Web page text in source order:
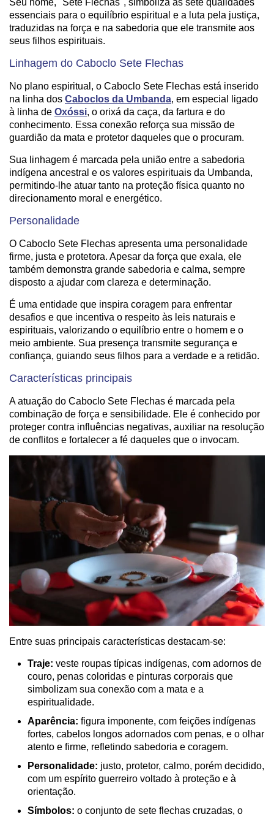
Seu nome, "Sete Flechas", simboliza as sete qualidades
essenciais para o equilíbrio espiritual e a luta pela justiça,
traduzidas na força e na sabedoria que ele transmite aos
seus filhos espirituais.
Linhagem do Caboclo Sete Flechas
No plano espiritual, o Caboclo Sete Flechas está inserido
na linha dos Caboclos da Umbanda, em especial ligado
à linha de Oxóssi, o orixá da caça, da fartura e do
conhecimento. Essa conexão reforça sua missão de
guardião da mata e protetor daqueles que o procuram.
Sua linhagem é marcada pela união entre a sabedoria
indígena ancestral e os valores espirituais da Umbanda,
permitindo-lhe atuar tanto na proteção física quanto no
direcionamento moral e energético.
Personalidade
O Caboclo Sete Flechas apresenta uma personalidade
firme, justa e protetora. Apesar da força que exala, ele
também demonstra grande sabedoria e calma, sempre
disposto a ajudar com clareza e determinação.
É uma entidade que inspira coragem para enfrentar
desafios e que incentiva o respeito às leis naturais e
espirituais, valorizando o equilíbrio entre o homem e o
meio ambiente. Sua presença transmite segurança e
confiança, guiando seus filhos para a verdade e a retidão.
Características principais
A atuação do Caboclo Sete Flechas é marcada pela
combinação de força e sensibilidade. Ele é conhecido por
proteger contra influências negativas, auxiliar na resolução
de conflitos e fortalecer a fé daqueles que o invocam.
Entre suas principais características destacam-se:
Traje: veste roupas típicas indígenas, com adornos de
couro, penas coloridas e pinturas corporais que
simbolizam sua conexão com a mata e a
espiritualidade.
Aparência: figura imponente, com feições indígenas
fortes, cabelos longos adornados com penas, e o olhar
atento e firme, refletindo sabedoria e coragem.
Personalidade: justo, protetor, calmo, porém decidido,
com um espírito guerreiro voltado à proteção e à
orientação.
Símbolos: o conjunto de sete flechas cruzadas, o